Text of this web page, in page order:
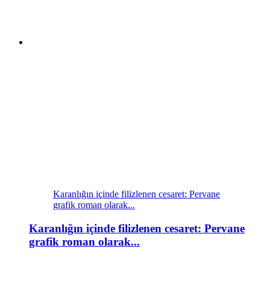
Karanlığın içinde filizlenen cesaret: Pervane
grafik roman olarak...
Karanlığın içinde filizlenen cesaret: Pervane
grafik roman olarak...